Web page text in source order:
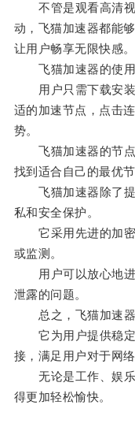
不管是观看高清视
动，飞猫加速器都能
让用户畅享无限快感。
飞猫加速器的使用
用户只需下载安装
适的加速节点，点击
势。
飞猫加速器的节点
找到适合自己的最优
飞猫加速器除了提
私和安全保护。
它采用先进的加密
或监测。
用户可以放心地进
泄露的问题。
总之，飞猫加速器
它为用户提供稳定
接，满足用户对于网
无论是工作、娱乐
得更加轻松愉快。